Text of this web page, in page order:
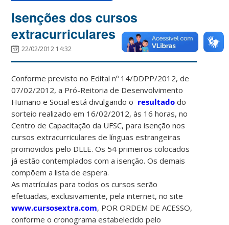
Isenções dos cursos
extracurriculares
22/02/2012 14:32
Conforme previsto no Edital nº 14/DDPP/2012, de
07/02/2012, a Pró-Reitoria de Desenvolvimento
Humano e Social está divulgando o resultado do
sorteio realizado em 16/02/2012, às 16 horas, no
Centro de Capacitação da UFSC, para isenção nos
cursos extracurriculares de línguas estrangeiras
promovidos pelo DLLE. Os 54 primeiros colocados
já estão contemplados com a isenção. Os demais
compõem a lista de espera.
As matrículas para todos os cursos serão
efetuadas, exclusivamente, pela internet, no site
www.cursosextra.com, POR ORDEM DE ACESSO,
conforme o cronograma estabelecido pelo